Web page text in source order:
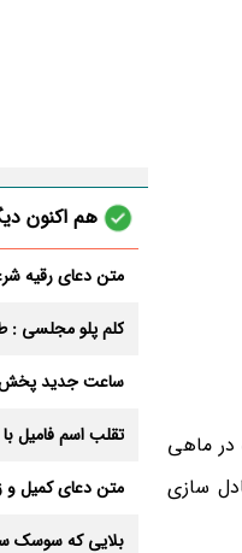
در ماهی
هم اکنون
متن دعای رقیه
کلم پلو مجلسی :
تقلب اسم فامیل
متن دعای کمیل و
بلایی که سوسک